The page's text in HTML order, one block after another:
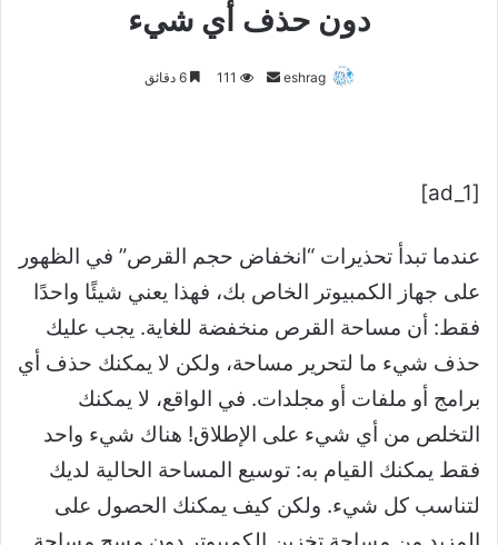
دون حذف أي شيء
eshrag
أرسل 111 6 دقائق
[ad_1]
عندما تبدأ تحذيرات “انخفاض حجم القرص” في الظهور
على جهاز الكمبيوتر الخاص بك، فهذا يعني شيئًا واحدًا
فقط: أن مساحة القرص منخفضة للغاية. يجب عليك
حذف شيء ما لتحرير مساحة، ولكن لا يمكنك حذف أي
برامج أو ملفات أو مجلدات. في الواقع، لا يمكنك
التخلص من أي شيء على الإطلاق! هناك شيء واحد
فقط يمكنك القيام به: توسيع المساحة الحالية لديك
لتناسب كل شيء. ولكن كيف يمكنك الحصول على